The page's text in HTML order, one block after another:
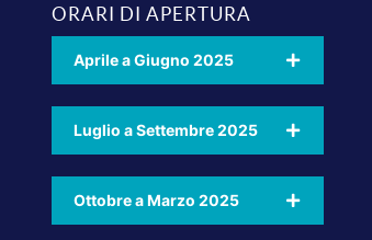
ORARI DI APERTURA
Aprile a Giugno 2025
Luglio a Settembre 2025
Ottobre a Marzo 2025